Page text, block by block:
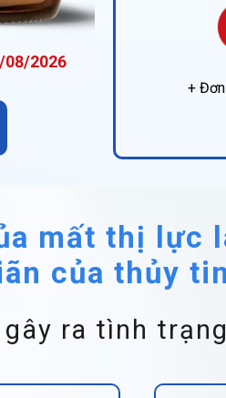
08/2026
+
mất thị lực
của thủy
ra tình